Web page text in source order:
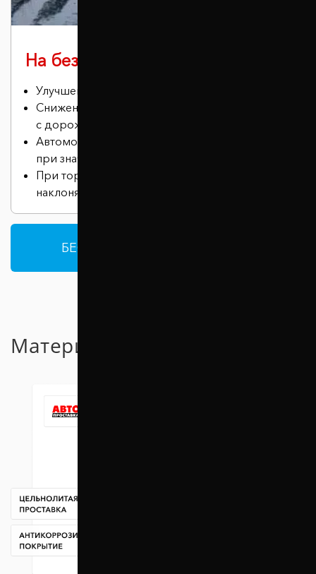
На бездорожье
Улучшение проходимости автомобиля.
Снижение риска соприкосновения днища
с дорожными неровностями
Автомобиль сохраняет устойчивость даже
при значительных нагрузках.
При торможении машина меньше
наклоняется вперед.
БЕСПЛАТНАЯ КОНСУЛЬТАЦИЯ
Материал проставок